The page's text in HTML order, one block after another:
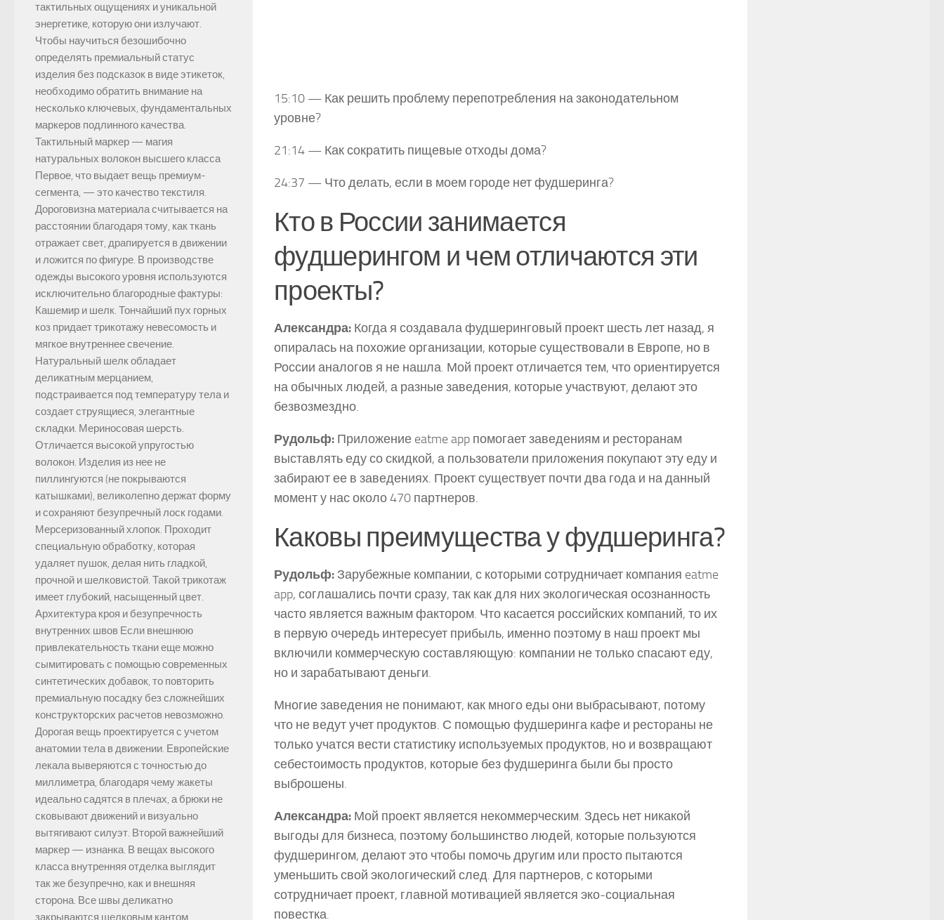
15:10 — Как решить проблему перепотребления на законодательном
уровне?
21:14 — Как сократить пищевые отходы дома?
24:37 — Что делать, если в моем городе нет фудшеринга?
Кто в России занимается
фудшерингом и чем отличаются эти
проекты?
Александра: Когда я создавала фудшеринговый проект шесть лет назад, я
опиралась на похожие организации, которые существовали в Европе, но в
России аналогов я не нашла. Мой проект отличается тем, что ориентируется
на обычных людей, а разные заведения, которые участвуют, делают это
безвозмездно.
Рудольф: Приложение eatme app помогает заведениям и ресторанам
выставлять еду со скидкой, а пользователи приложения покупают эту еду и
забирают ее в заведениях. Проект существует почти два года и на данный
момент у нас около 470 партнеров.
Каковы преимущества у фудшеринга?
Рудольф: Зарубежные компании, с которыми сотрудничает компания eatme
app, соглашались почти сразу, так как для них экологическая осознанность
часто является важным фактором. Что касается российских компаний, то их
в первую очередь интересует прибыль, именно поэтому в наш проект мы
включили коммерческую составляющую: компании не только спасают еду,
но и зарабатывают деньги.
Многие заведения не понимают, как много еды они выбрасывают, потому
что не ведут учет продуктов. С помощью фудшеринга кафе и рестораны не
только учатся вести статистику используемых продуктов, но и возвращают
себестоимость продуктов, которые без фудшеринга были бы просто
выброшены.
Александра: Мой проект является некоммерческим. Здесь нет никакой
выгоды для бизнеса, поэтому большинство людей, которые пользуются
фудшерингом, делают это чтобы помочь другим или просто пытаются
уменьшить свой экологический след. Для партнеров, с которыми
сотрудничает проект, главной мотивацией является эко-социальная
повестка.
тактильных ощущениях и уникальной
энергетике, которую они излучают.
Чтобы научиться безошибочно
определять премиальный статус
изделия без подсказок в виде этикеток,
необходимо обратить внимание на
несколько ключевых, фундаментальных
маркеров подлинного качества.
Тактильный маркер — магия
натуральных волокон высшего класса
Первое, что выдает вещь премиум-
сегмента, — это качество текстиля.
Дороговизна материала считывается на
расстоянии благодаря тому, как ткань
отражает свет, драпируется в движении
и ложится по фигуре. В производстве
одежды высокого уровня используются
исключительно благородные фактуры:
Кашемир и шелк. Тончайший пух горных
коз придает трикотажу невесомость и
мягкое внутреннее свечение.
Натуральный шелк обладает
деликатным мерцанием,
подстраивается под температуру тела и
создает струящиеся, элегантные
складки. Мериносовая шерсть.
Отличается высокой упругостью
волокон. Изделия из нее не
пиллингуются (не покрываются
катышками), великолепно держат форму
и сохраняют безупречный лоск годами.
Мерсеризованный хлопок. Проходит
специальную обработку, которая
удаляет пушок, делая нить гладкой,
прочной и шелковистой. Такой трикотаж
имеет глубокий, насыщенный цвет.
Архитектура кроя и безупречность
внутренних швов Если внешнюю
привлекательность ткани еще можно
сымитировать с помощью современных
синтетических добавок, то повторить
премиальную посадку без сложнейших
конструкторских расчетов невозможно.
Дорогая вещь проектируется с учетом
анатомии тела в движении. Европейские
лекала выверяются с точностью до
миллиметра, благодаря чему жакеты
идеально садятся в плечах, а брюки не
сковывают движений и визуально
вытягивают силуэт. Второй важнейший
маркер — изнанка. В вещах высокого
класса внутренняя отделка выглядит
так же безупречно, как и внешняя
сторона. Все швы деликатно
закрываются шелковым кантом,